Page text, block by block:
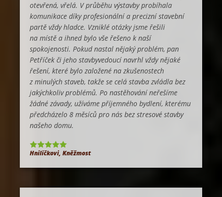
otevřená, vřelá. V průběhu výstavby probíhala
komunikace díky profesionální a precizní stavební
partě vždy hladce. Vzniklé otázky jsme řešili
na místě a ihned bylo vše řešeno k naší
spokojenosti. Pokud nastal nějaký problém, pan
Petříček či jeho stavbyvedoucí navrhl vždy nějaké
řešení, které bylo založené na zkušenostech
z minulých staveb, takže se celá stavba zvládla bez
jakýchkoliv problémů. Po nastěhování neřešíme
žádné závady, užíváme příjemného bydlení, kterému
předcházelo 8 měsíců pro nás bez stresové stavby
našeho domu.
Hniličkovi, Kněžmost